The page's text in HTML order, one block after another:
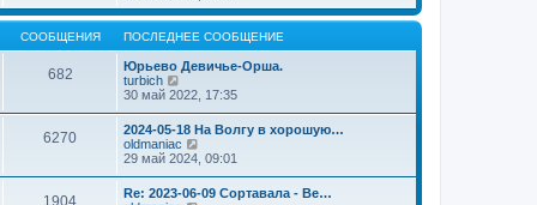
р
е
й
т
и
п
л
е
д
н
е
СООБЩЕНИЯ ПОСЛЕДНЕЕ СООБЩЕНИЕ
682
Юрьево Девичье-Орша.
turbich
е
е
й
т
и
к
п
30 май 2022, 17:35
6270
2024-05-18 На Волгу в хорошую…
oldmaniac
е
е
й
29 май 2024, 09:01
1904
Re: 2023-06-09 Сортавала - Ве…